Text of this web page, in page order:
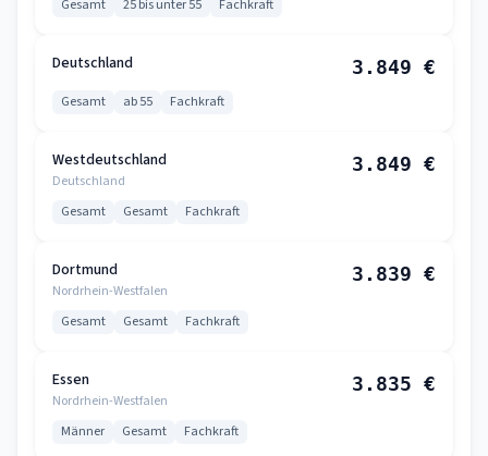
Gesamt 25 bis unter 55 Fachkraft
Deutschland 3.849 €
Gesamt ab 55 Fachkraft
Westdeutschland
Deutschland
3.849 €
Gesamt Gesamt Fachkraft
Dortmund
Nordrhein-Westfalen
3.839 €
Gesamt Gesamt Fachkraft
Essen
Nordrhein-Westfalen
3.835 €
Männer Gesamt Fachkraft